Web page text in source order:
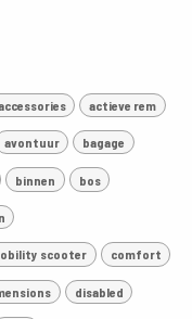
actieve rem
avontuur bagage
binnen bos
scooter comfort
disabled